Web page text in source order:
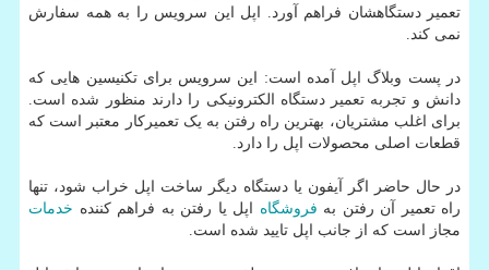
تعمیر دستگاهشان فراهم آورد. اپل این سرویس را به همه سفارش
نمی کند.
در پست وبلاگ اپل آمده است: این سرویس برای تکنیسین هایی که
دانش و تجربه تعمیر دستگاه الکترونیکی را دارند منظور شده است.
برای اغلب مشتریان، بهترین راه رفتن به یک تعمیرکار معتبر است که
قطعات اصلی محصولات اپل را دارد.
در حال حاضر اگر آیفون یا دستگاه دیگر ساخت اپل خراب شود، تنها
راه تعمیر آن رفتن به فروشگاه اپل یا رفتن به فراهم کننده خدمات
مجاز است که از جانب اپل تایید شده است.